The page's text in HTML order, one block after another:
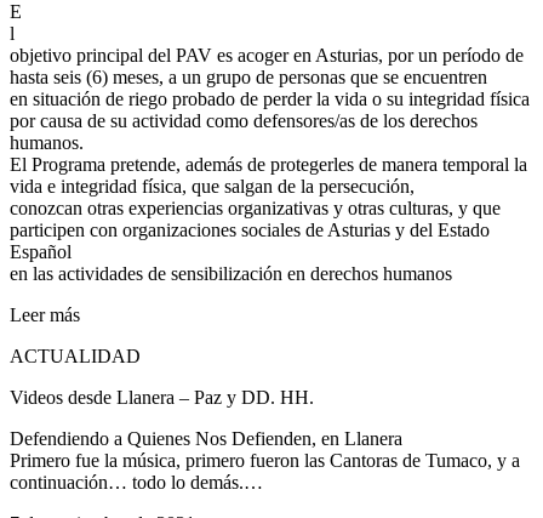
E
l
objetivo principal del PAV es acoger en Asturias, por un período de
hasta seis (6) meses, a un grupo de personas que se encuentren
en situación de riego probado de perder la vida o su integridad física
por causa de su actividad como defensores/as de los derechos
humanos.
El Programa pretende, además de protegerles de manera temporal la
vida e integridad física, que salgan de la persecución,
conozcan otras experiencias organizativas y otras culturas, y que
participen con organizaciones sociales de Asturias y del Estado
Español
en las actividades de sensibilización en derechos humanos
Leer más
ACTUALIDAD
Videos desde Llanera – Paz y DD. HH.
Defendiendo a Quienes Nos Defienden, en Llanera
Primero fue la música, primero fueron las Cantoras de Tumaco, y a
continuación… todo lo demás.…